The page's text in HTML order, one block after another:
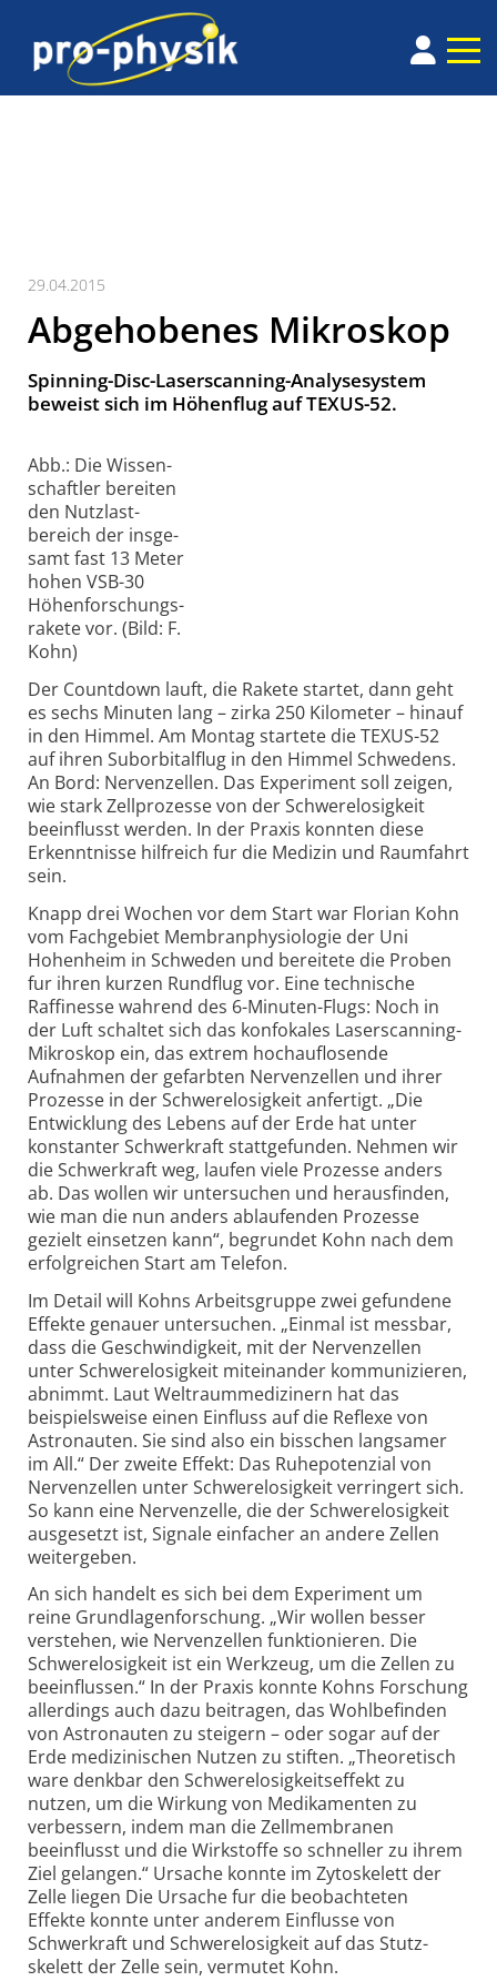
29.04.2015
Abgehobenes Mikroskop
Spinning-Disc-Laserscanning-Analysesystem
beweist sich im Höhenflug auf TEXUS-52.
Abb.: Die Wissen­
schaftler bereiten
den Nutz­last­
bereich der insge­
samt fast 13 Meter
hohen VSB-30
Höhen­for­schungs­
rakete vor. (Bild: F.
Kohn)
Der Countdown lauft, die Rakete startet, dann geht
es sechs Minuten lang – zirka 250 Kilometer – hinauf
in den Himmel. Am Montag startete die TEXUS-52
auf ihren Suborbitalflug in den Himmel Schwedens.
An Bord: Nervenzellen. Das Experiment soll zeigen,
wie stark Zellprozesse von der Schwerelosigkeit
beeinflusst werden. In der Praxis konnten diese
Erkenntnisse hilfreich fur die Medizin und Raumfahrt
sein.
Knapp drei Wochen vor dem Start war Florian Kohn
vom Fachgebiet Membran­physiologie der Uni
Hohenheim in Schweden und bereitete die Proben
fur ihren kurzen Rundflug vor. Eine technische
Raffinesse wahrend des 6-Minuten-Flugs: Noch in
der Luft schaltet sich das konfokales Laser­scanning-
Mikroskop ein, das extrem hochauflosende
Aufnahmen der gefarbten Nervenzellen und ihrer
Prozesse in der Schwere­losigkeit anfertigt. „Die
Entwicklung des Lebens auf der Erde hat unter
konstanter Schwerkraft stattgefunden. Nehmen wir
die Schwerkraft weg, laufen viele Prozesse anders
ab. Das wollen wir untersuchen und herausfinden,
wie man die nun anders ablaufenden Prozesse
gezielt einsetzen kann“, begrundet Kohn nach dem
erfolgreichen Start am Telefon.
Im Detail will Kohns Arbeitsgruppe zwei gefundene
Effekte genauer unter­suchen. „Einmal ist messbar,
dass die Geschwindigkeit, mit der Nervenzellen
unter Schwerelosigkeit mitein­ander kommunizieren,
abnimmt. Laut Weltraum­medizinern hat das
beispiels­weise einen Einfluss auf die Reflexe von
Astro­nauten. Sie sind also ein bisschen langsamer
im All.“ Der zweite Effekt: Das Ruhepotenzial von
Nervenzellen unter Schwerelosigkeit verringert sich.
So kann eine Nervenzelle, die der Schwerelosigkeit
ausgesetzt ist, Signale einfacher an andere Zellen
weitergeben.
An sich handelt es sich bei dem Experiment um
reine Grundlagenforschung. „Wir wollen besser
verstehen, wie Nervenzellen funktionieren. Die
Schwere­losigkeit ist ein Werkzeug, um die Zellen zu
beeinflussen.“ In der Praxis konnte Kohns Forschung
allerdings auch dazu beitragen, das Wohlbefinden
von Astronauten zu steigern – oder sogar auf der
Erde medizinischen Nutzen zu stiften. „Theoretisch
ware denkbar den Schwerelosig­keitseffekt zu
nutzen, um die Wirkung von Medikamenten zu
verbessern, indem man die Zellmembranen
beeinflusst und die Wirkstoffe so schneller zu ihrem
Ziel gelangen.“ Ursache konnte im Zytoskelett der
Zelle liegen Die Ursache fur die beobachteten
Effekte konnte unter anderem Einflusse von
Schwerkraft und Schwere­­losigkeit auf das Stutz­
skelett der Zelle sein, vermutet Kohn.